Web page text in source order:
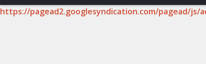
https://pagead2.googlesyndication.com/pagead/js/